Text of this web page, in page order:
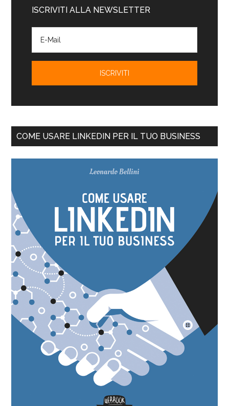
ISCRIVITI ALLA NEWSLETTER
COME USARE LINKEDIN PER IL TUO BUSINESS